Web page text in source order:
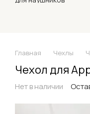
Главная Чехлы
Чехол для
Нет в наличии